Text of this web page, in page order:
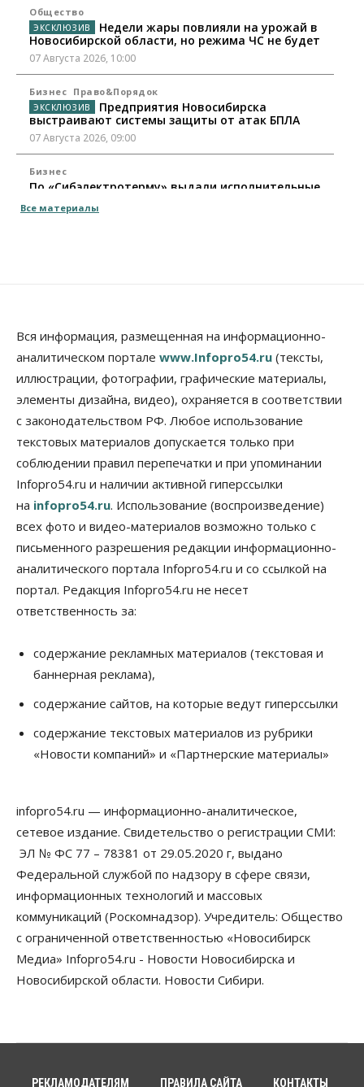
Общество
Недели жары повлияли на урожай в
Новосибирской области, но режима ЧС не будет
07 Августа 2026, 10:00
Бизнес Право&Порядок
Предприятия Новосибирска
выстраивают системы защиты от атак БПЛА
07 Августа 2026, 09:00
Бизнес
По «Сибэлектротерму» выдали исполнительные
07 Августа 2026, 08:00
Мировые И Федеральные Новости
Россия построит в Киргизии новый кампус КРСУ:
30 гектаров, 15 тысяч студентов и 30 миллиардов
рублей
06 Августа 2026, 18:40
Новосибирским студентам помогают
адаптироваться к учебе через культуру
06 Августа 2026, 18:00
Бизнес
Застройщики продавливают компромиссы по
площади участков для КРТ в Новосибирске
Бизнес Недвижимость Общество
Около Заельцовского бора Новосибирска
Общество Право&Порядок
задержали в Новосибирске
Общество
Финансы
Россияне оформили ипотечных кредитов на 2,6
трлн рублей
06 Августа 2026, 15:53
Власть
Думская гонка в Новосибирской области
обойдется без самовыдвиженцев
06 Августа 2026, 15:00
06 Августа 2026, 14:00
Все материалы
Вся информация, размещенная на информационно-
аналитическом портале www.Infopro54.ru (тексты,
иллюстрации, фотографии, графические материалы,
элементы дизайна, видео), охраняется в соответствии
с законодательством РФ. Любое использование
текстовых материалов допускается только при
соблюдении правил перепечатки и при упоминании
Infopro54.ru и наличии активной гиперссылки
на infopro54.ru. Использование (воспроизведение)
всех фото и видео-материалов возможно только с
письменного разрешения редакции информационно-
аналитического портала Infopro54.ru и со ссылкой на
портал. Редакция Infopro54.ru не несет
ответственность за:
содержание рекламных материалов (текстовая и
баннерная реклама),
содержание сайтов, на которые ведут гиперссылки
содержание текстовых материалов из рубрики
«Новости компаний» и «Партнерские материалы»
infopro54.ru — информационно-аналитическое,
сетевое издание. Свидетельство о регистрации СМИ:
ЭЛ № ФС 77 – 78381 от 29.05.2020 г, выдано
Федеральной службой по надзору в сфере связи,
информационных технологий и массовых
коммуникаций (Роскомнадзор). Учредитель: Общество
с ограниченной ответственностью «Новосибирск
Медиа» Infopro54.ru - Новости Новосибирска и
Новосибирской области. Новости Сибири.
РЕКЛАМОДАТЕЛЯМ ПРАВИЛА САЙТА КОНТАКТЫ